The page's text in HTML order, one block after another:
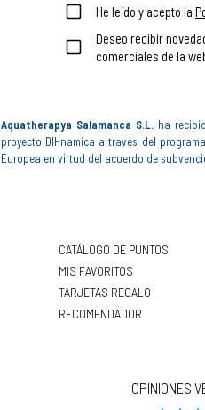
He leído y acepto la
Deseo recibir
comerciales de la
Aquatherapya Salamanca S.L. ha
proyecto DIHnamica a través del
Europea en virtud del acuerdo de
CATÁLOGO DE PUNTOS
MIS FAVORITOS
TARJETAS REGALO
RECOMENDADOR
OPINIONES